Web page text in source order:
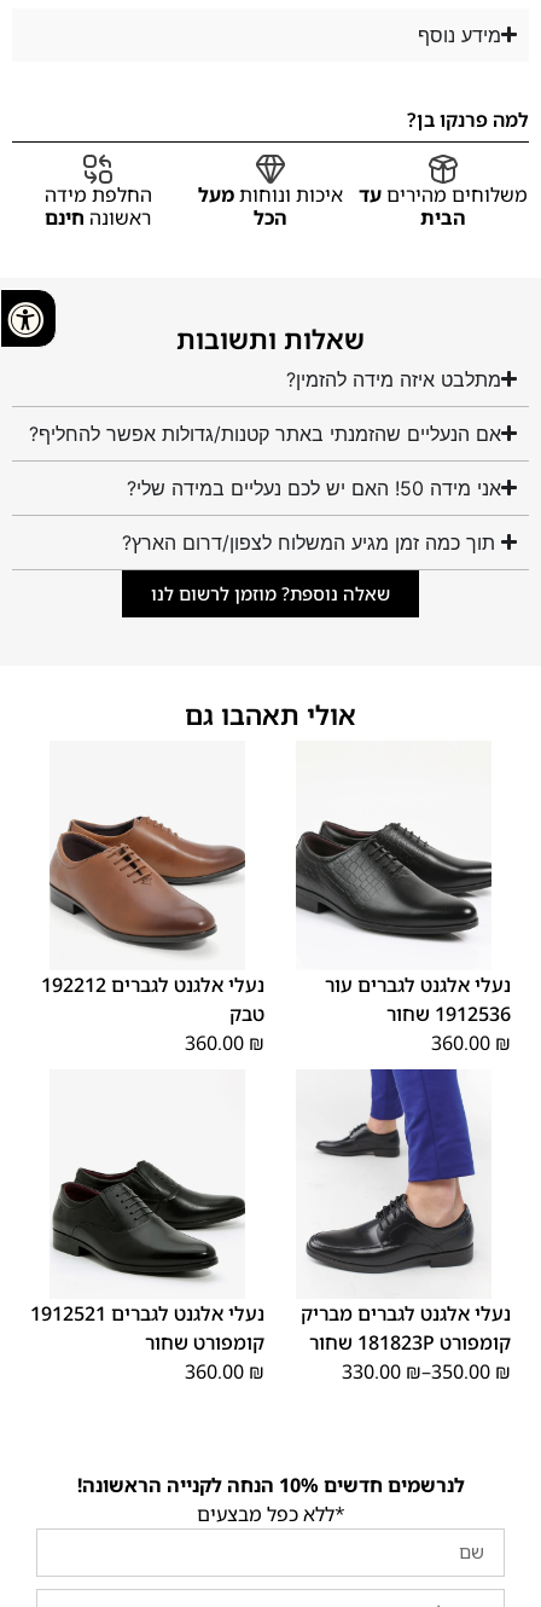
מידע נוסף
למה פרנקו בן?
משלוחים מהיריםעד
הבית
איכות ונוחותמעל
הכל
החלפת מידה
ראשונה חינם
שאלות ותשובות
מתלבט איזה מידה להזמין?
אם הנעליים שהזמנתי באתר קטנות/גדולות אפשר להחליף?
אני מידה 50! האם יש לכם נעליים במידה שלי?
תוך כמה זמן מגיע המשלוח לצפון/דרום הארץ?
שאלה נוספת? מוזמן לרשום לנו
אולי תאהבו גם
40
41
42
נעלי אלגנט לגברים עור
1912536 שחור
360.00 ₪
40
41
42
43
נעלי אלגנט לגברים 192212
טבק
360.00 ₪
41
42
43
44
45
נעלי אלגנט לגברים מבריק
קומפורט 181823P שחור
330.00 ₪–350.00 ₪
39
40
41
42
43
נעלי אלגנט לגברים 1912521
קומפורט שחור
360.00 ₪
לנרשמים חדשים 10% הנחה לקנייה הראשונה!
*ללא כפל מבצעים